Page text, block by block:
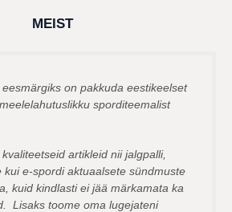
MEIST
on pakkuda eestikeelset
sporditeemalist
artikleid nii jalgpalli,
kui e-spordi aktuaalsete sündmuste
kuid kindlasti ei jää märkamata ka
Lisaks toome oma lugejateni